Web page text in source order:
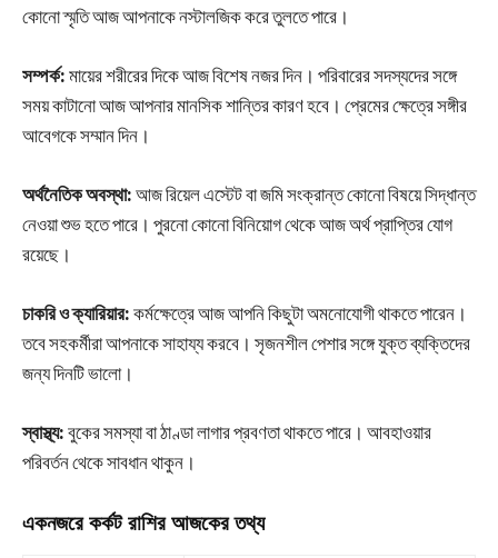
কোনো স্মৃতি আজ আপনাকে নস্টালজিক করে তুলতে পারে।
সম্পর্ক:মায়ের শরীরের দিকে আজ বিশেষ নজর দিন। পরিবারের সদস্যদের সঙ্গে
সময় কাটানো আজ আপনার মানসিক শান্তির কারণ হবে। প্রেমের ক্ষেত্রে সঙ্গীর
আবেগকে সম্মান দিন।
অর্থনৈতিক অবস্থা:আজ রিয়েল এস্টেট বা জমি সংক্রান্ত কোনো বিষয়ে সিদ্ধান্ত
নেওয়া শুভ হতে পারে। পুরনো কোনো বিনিয়োগ থেকে আজ অর্থ প্রাপ্তির যোগ
রয়েছে।
চাকরি ও ক্যারিয়ার:কর্মক্ষেত্রে আজ আপনি কিছুটা অমনোযোগী থাকতে পারেন।
তবে সহকর্মীরা আপনাকে সাহায্য করবে। সৃজনশীল পেশার সঙ্গে যুক্ত ব্যক্তিদের
জন্য দিনটি ভালো।
স্বাস্থ্য:বুকের সমস্যা বা ঠাণ্ডা লাগার প্রবণতা থাকতে পারে। আবহাওয়ার
পরিবর্তন থেকে সাবধান থাকুন।
একনজরে কর্কট রাশির আজকের তথ্য